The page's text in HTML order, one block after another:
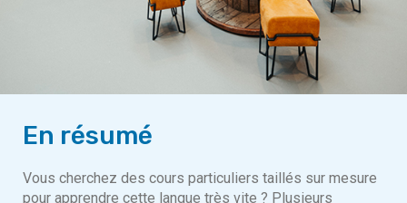
En résumé
Vous cherchez des cours particuliers taillés sur mesure
pour apprendre cette langue très vite ? Plusieurs